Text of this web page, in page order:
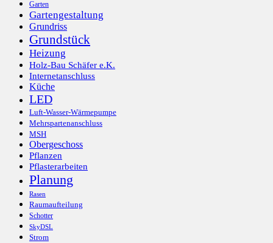
Garten
Gartengestaltung
Grundriss
Grundstück
Heizung
Holz-Bau Schäfer e.K.
Internetanschluss
Küche
LED
Luft-Wasser-Wärmepumpe
Mehrspartenanschluss
MSH
Obergeschoss
Pflanzen
Pflasterarbeiten
Planung
Rasen
Raumaufteilung
Schotter
SkyDSL
Strom